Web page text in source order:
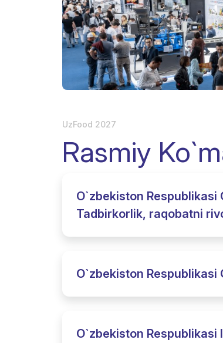
Ko`rgazma natijalari
UzFood 2027
Rasmiy
O`zbekiston
Tadbirkorlik, raqobatni
O`zbekiston
O`zbekiston